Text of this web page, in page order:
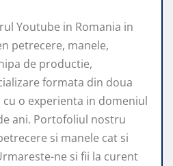
Youtube in Romania in
petrecere, manele,
de productie,
formata din doua
o experienta in domeniul
ani. Portofoliul nostru
si manele cat si
ne si fii la curent